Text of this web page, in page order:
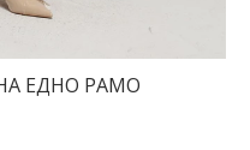
ЕДНО РАМО